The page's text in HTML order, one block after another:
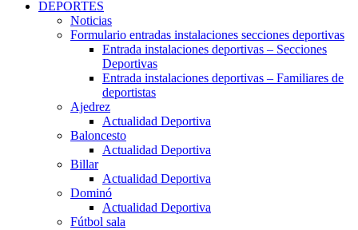
DEPORTES
Noticias
Formulario entradas instalaciones secciones deportivas
Entrada instalaciones deportivas – Secciones
Deportivas
Entrada instalaciones deportivas – Familiares de
deportistas
Ajedrez
Actualidad Deportiva
Baloncesto
Actualidad Deportiva
Billar
Actualidad Deportiva
Dominó
Actualidad Deportiva
Fútbol sala